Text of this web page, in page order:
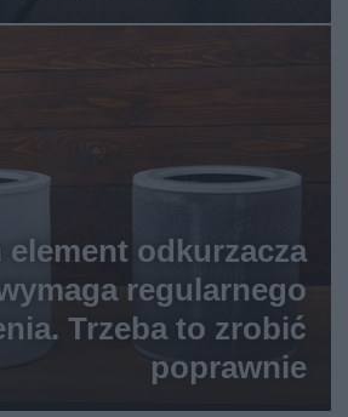
element odkurzacza
regularnego
Trzeba to zrobić
poprawnie